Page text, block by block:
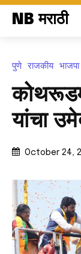
NB मराठी
पुणे राजकीय भाजपा
यांचा
October 24,